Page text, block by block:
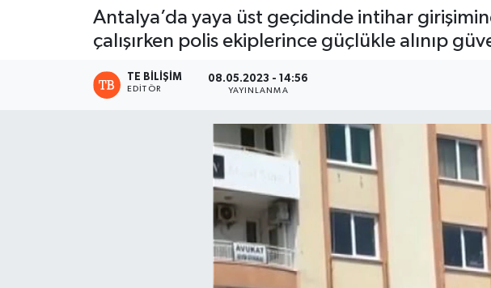
Antalya’da yaya üst geçidinde intihar
çalışırken polis ekiplerince güçlükle alınıp
TE BILIŞIM
EDITÖR
08.05.2023 - 14:56
YAYINLANMA
Süper Lig Puan Durumu ve Fikstür
Tüm Manşetler